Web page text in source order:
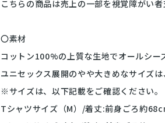
こちらの商品は売上の一部を視覚障がい者
〇素材
コットン100%の上質な生地でオールシー
ユニセックス展開のやや大きめなサイズは
※サイズは、以下記載をご確認ください。
Tシャツサイズ（M）/着丈:前身ごろ約